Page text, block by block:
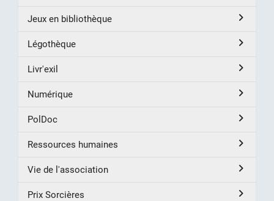
Jeux en bibliothèque
Légothèque
Livr'exil
Numérique
PolDoc
Ressources humaines
Vie de l'association
Prix Sorcières